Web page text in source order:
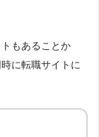
もあることか
に転職サイトに